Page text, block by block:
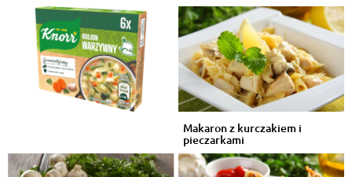
Agnieszka Debska , 06.12.2015
Super smaczna na zimę
Odpowiedz
Makaron z kurczakiem i
pieczarkami